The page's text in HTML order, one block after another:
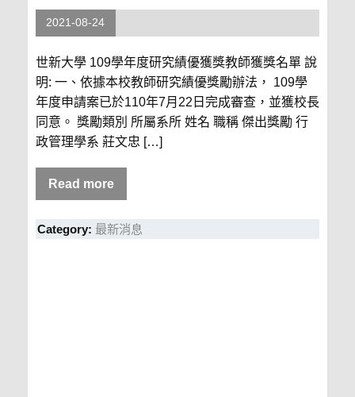
2021-08-24
世新大學 109學年度研究績優獲獎教師獲獎名單 說
明: 一、依據本校教師研究績優獎勵辦法， 109學
年度申請案已於110年7月22日完成審查，並獲校長
同意。 獎勵類別 所屬系所 姓名 職稱 傑出獎勵 行
政管理學系 莊文忠 […]
Read more
Category: 最新消息